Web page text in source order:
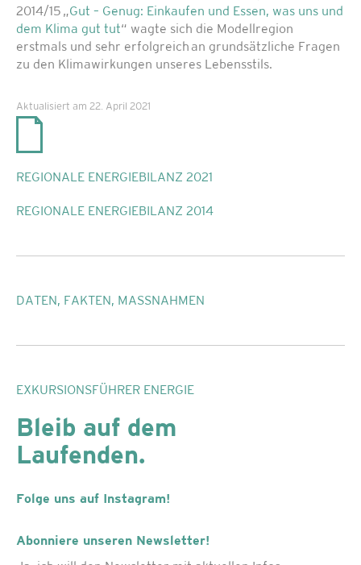
2014/15 „Gut – Genug: Einkaufen und Essen, was uns und
dem Klima gut tut“ wagte sich die Modellregion
erstmals und sehr erfolgreich an grundsätzliche Fragen
zu den Klimawirkungen unseres Lebensstils.
Aktualisiert am 22. April 2021
REGIONALE ENERGIEBILANZ 2021
REGIONALE ENERGIEBILANZ 2014
DATEN, FAKTEN, MASSNAHMEN
EXKURSIONSFÜHRER ENERGIE
Bleib auf dem
Laufenden.
Folge uns auf Instagram!
Abonniere unseren Newsletter!